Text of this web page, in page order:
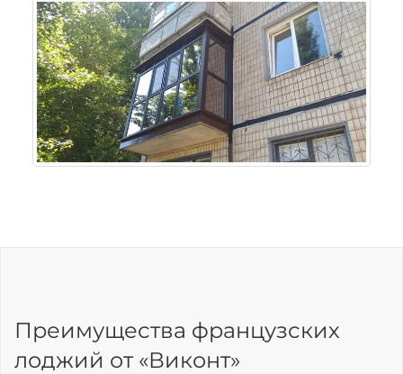
Преимущества французских
лоджий от «Виконт»